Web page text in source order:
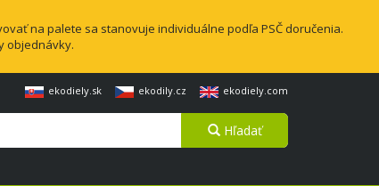
na palete sa stanovuje individuálne podľa PSČ doručenia.
objednávky.
ekodiely.sk ekodily.cz ekodiely.com
Hľadať